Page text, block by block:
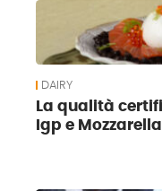
DAIRY
La qualità
Igp e